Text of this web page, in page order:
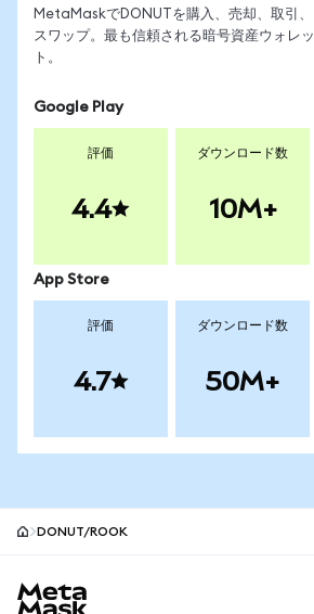
MetaMaskでDONUTを購入、売却、取引、
スワップ。最も信頼される暗号資産ウォレッ
ト。
Google Play
評価
4.4
ダウンロード数
10M+
App Store
評価
4.7
ダウンロード数
50M+
DONUT/ROOK